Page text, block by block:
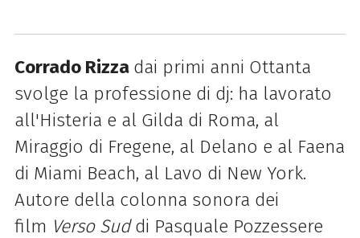
Corrado Rizza dai primi anni Ottanta
svolge la professione di dj: ha lavorato
all'Histeria e al Gilda di Roma, al
Miraggio di Fregene, al Delano e al Faena
di Miami Beach, al Lavo di New York.
Autore della colonna sonora dei
film Verso Sud di Pasquale Pozzessere